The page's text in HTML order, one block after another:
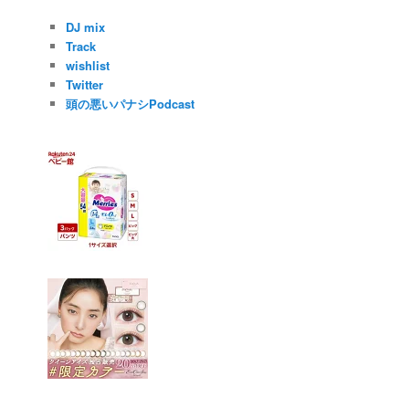
DJ mix
Track
wishlist
Twitter
頭の悪いパナシPodcast